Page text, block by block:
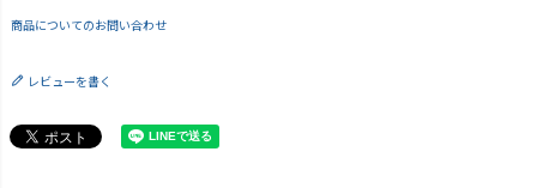
商品についてのお問い合わせ
レビューを書く